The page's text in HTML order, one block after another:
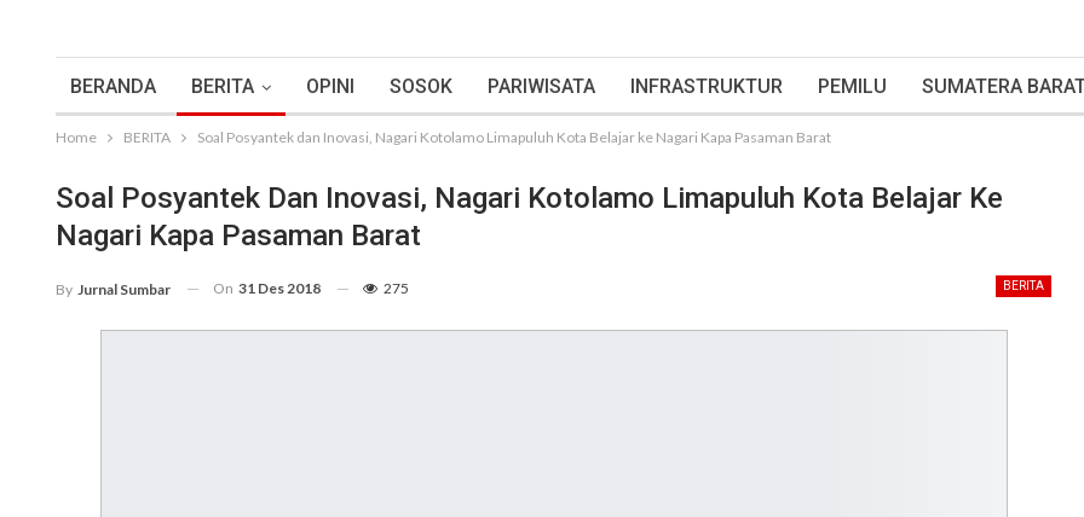
BERANDA BERITA OPINI SOSOK PARIWISATA INFRASTRUKTUR PEMILU SUMATERA
Home BERITA Soal Posyantek dan Inovasi, Nagari Kotolamo Limapuluh Kota Belajar ke Nagari Kapa Pasaman Barat
Soal Posyantek Dan Inovasi, Nagari Kotolamo Limapuluh Kota Belajar Ke
Nagari Kapa Pasaman Barat
BERITA
By Jurnal Sumbar On 31 Des 2018 275